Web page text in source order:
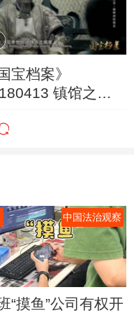
宝档案》
镇馆之宝
中国法治观察
“摸鱼”公司有权开